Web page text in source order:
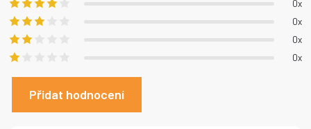
0x
0x
0x
0x
Přidat hodnocení